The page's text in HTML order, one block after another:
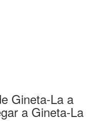
Gineta-La a
a Gineta-La